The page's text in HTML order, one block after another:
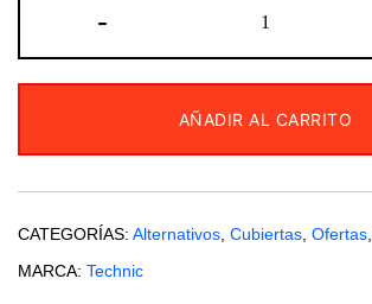
-
130/70-
12
TECHNIC
BELLA
TRIX
AÑADIR AL CARRITO
CATEGORÍAS: Alternativos, Cubiertas, Ofertas,
MARCA: Technic